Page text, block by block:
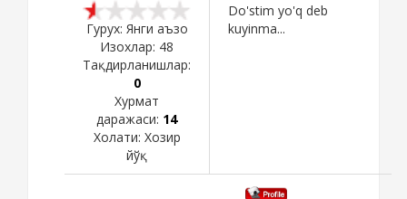
Гурух: Янги аъзо
Изохлар: 48
Тақдирланишлар:
0
Хурмат
даражаси: 14
Холати: Хозир
йўқ
Do'stim yo'q deb
kuyinma...